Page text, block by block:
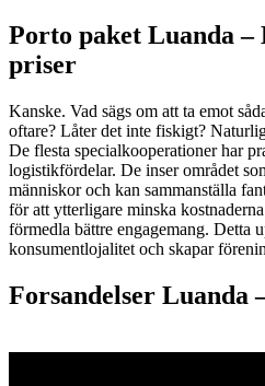
Porto paket Luanda –
priser
Kanske. Vad sägs om att ta emot
oftare? Låter det inte fiskigt?
De flesta specialkooperationer har
logistikfördelar. De inser området
människor och kan sammanställa
för att ytterligare minska
förmedla bättre engagemang. Detta
konsumentlojalitet och skapar
Forsandelser Luanda